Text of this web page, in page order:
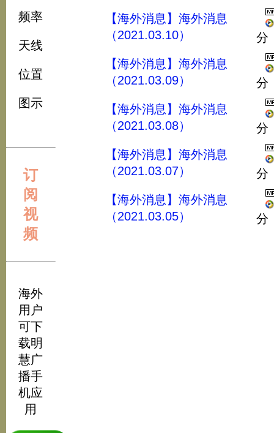
频率
天线
位置
图示
订
阅
视
频
海外
用户
可下
载明
慧广
播手
机应
用
【海外消息】海外消息
（2021.03.10）
分
【海外消息】海外消息
（2021.03.09）
分
【海外消息】海外消息
（2021.03.08）
分
【海外消息】海外消息
（2021.03.07）
分
【海外消息】海外消息
（2021.03.05）
分